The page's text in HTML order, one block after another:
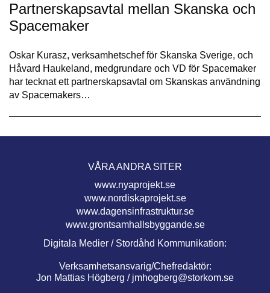
Partnerskapsavtal mellan Skanska och
Spacemaker
Oskar Kurasz, verksamhetschef för Skanska Sverige, och
Håvard Haukeland, medgrundare och VD för Spacemaker
har tecknat ett partnerskapsavtal om Skanskas användning
av Spacemakers…
VÅRA ANDRA SITER
www.nyaprojekt.se
www.nordiskaprojekt.se
www.dagensinfrastruktur.se
www.grontsamhallsbyggande.se
Digitala Medier / Stordåhd Kommunikation:
Verksamhetsansvarig/Chefredaktör:
Jon Mattias Högberg / jmhogberg@storkom.se